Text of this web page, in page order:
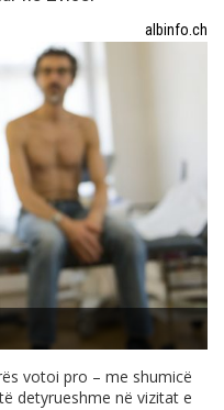
albinfo.ch
votoi pro – me shumicë
detyrueshme në vizitat e